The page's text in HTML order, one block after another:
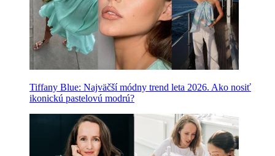
Tiffany Blue: Najväčší módny trend leta 2026. Ako nosiť
ikonickú pastelovú modrú?